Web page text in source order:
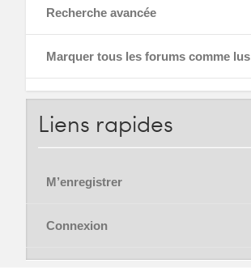
Recherche avancée
Marquer tous les forums comme lus
Liens rapides
M’enregistrer
Connexion